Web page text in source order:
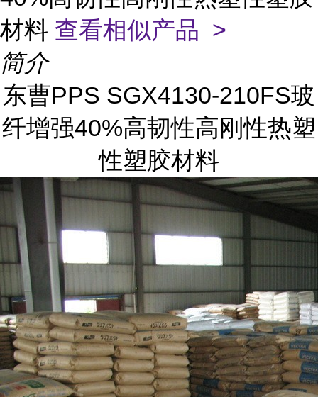
材料 查看相似产品 >
简介
东曹PPS SGX4130-210FS玻
纤增强40%高韧性高刚性热塑
性塑胶材料